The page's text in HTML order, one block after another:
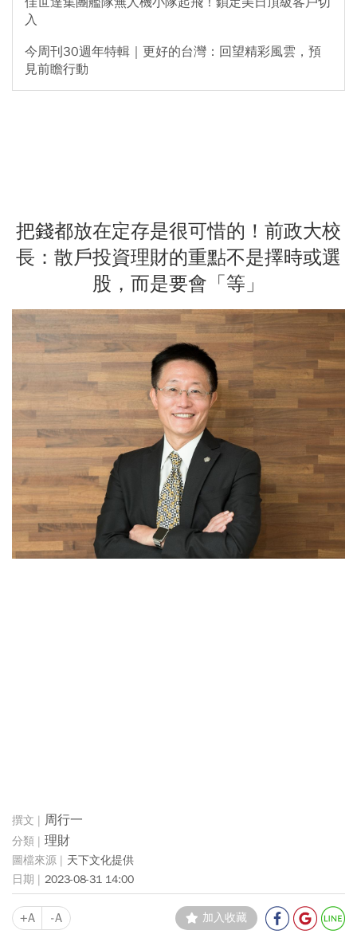
入
今周刊30週年特輯｜更好的台灣：回望精彩風雲，預
見前瞻行動
把錢都放在定存是很可惜的！前政大校
長：散戶投資理財的重點不是擇時或選
股，而是要會「等」
周行一
理財
天下文化提供
2023-08-31 14:00
+A -A 加入收藏